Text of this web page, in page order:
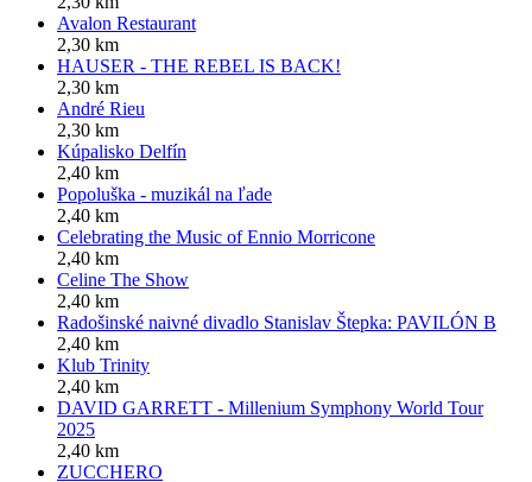
Avalon Restaurant
2,30 km
HAUSER - THE REBEL IS BACK!
2,30 km
André Rieu
2,30 km
Kúpalisko Delfín
2,40 km
Popoluška - muzikál na ľade
2,40 km
Celebrating the Music of Ennio Morricone
2,40 km
Celine The Show
2,40 km
Radošinské naivné divadlo Stanislav Štepka: PAVILÓN B
2,40 km
Klub Trinity
2,40 km
DAVID GARRETT - Millenium Symphony World Tour
2025
2,40 km
ZUCCHERO